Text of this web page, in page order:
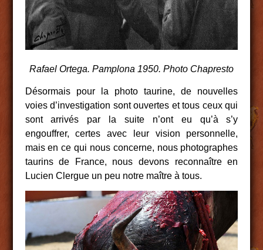
Rafael Ortega. Pamplona 1950. Photo Chapresto
Désormais pour la photo taurine, de nouvelles
voies d’investigation sont ouvertes et tous ceux qui
sont arrivés par la suite n’ont eu qu’à s’y
engouffrer, certes avec leur vision personnelle,
mais en ce qui nous concerne, nous photographes
taurins de France, nous devons reconnaître en
Lucien Clergue un peu notre maître à tous.